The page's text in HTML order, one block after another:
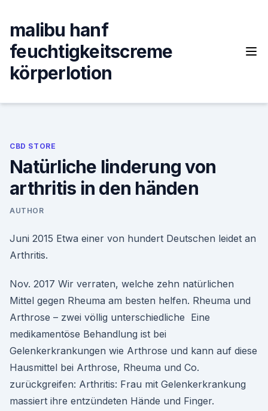
content
malibu hanf
feuchtigkeitscreme
körperlotion
CBD STORE
Natürliche linderung von
arthritis in den händen
AUTHOR
Juni 2015 Etwa einer von hundert Deutschen leidet an
Arthritis.
Nov. 2017 Wir verraten, welche zehn natürlichen
Mittel gegen Rheuma am besten helfen. Rheuma und
Arthrose – zwei völlig unterschiedliche Eine
medikamentöse Behandlung ist bei
Gelenkerkrankungen wie Arthrose und kann auf diese
Hausmittel bei Arthrose, Rheuma und Co.
zurückgreifen: Arthritis: Frau mit Gelenkerkrankung
massiert ihre entzündeten Hände und Finger.